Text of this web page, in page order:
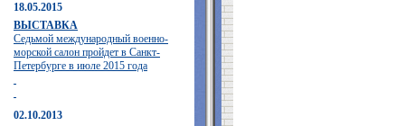
18.05.2015
ВЫСТАВКА
Седьмой международный военно-
морской салон пройдет в Санкт-
Петербурге в июле 2015 года
02.10.2013